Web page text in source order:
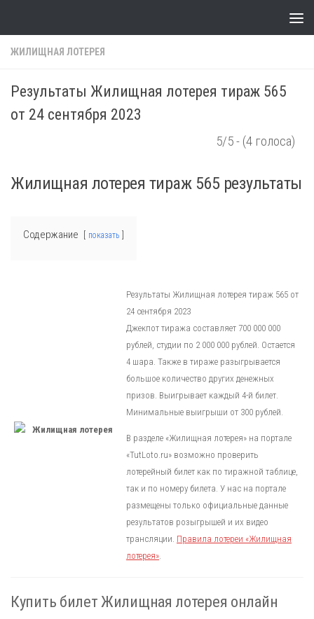
ЖИЛИЩНАЯ ЛОТЕРЕЯ
Результаты Жилищная лотерея тираж 565
от 24 сентября 2023
5/5 - (4 голоса)
Жилищная лотерея тираж 565 результаты
Содержание показать
Результаты Жилищная лотерея тираж 565 от
24 сентября 2023
Джекпот тиража составляет 700 000 000
рублей, студии по 2 000 000 рублей. Остается
4 шара. Также в тираже разыгрывается
большое количество других денежных
призов. Выигрывает каждый 4-й билет.
Минимальные выигрыши от 300 рублей.
В разделе «Жилищная лотерея» на портале
«TutLoto.ru» возможно проверить
лотерейный билет как по тиражной таблице,
так и по номеру билета. У нас на портале
размещены только официальные данные
результатов розыгрышей и их видео
трансляции. Правила лотереи «Жилищная
лотерея».
Купить билет Жилищная лотерея онлайн